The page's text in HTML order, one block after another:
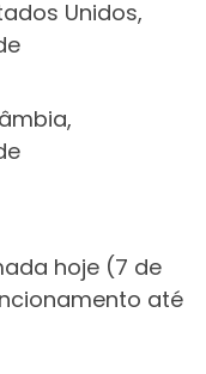
Unidos,
hoje (7 de
até